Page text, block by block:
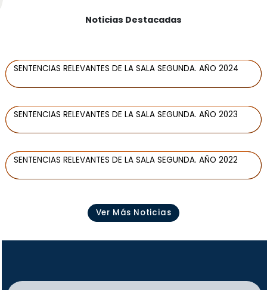
Noticias Destacadas
SENTENCIAS RELEVANTES DE LA SALA SEGUNDA. AÑO 2024
SENTENCIAS RELEVANTES DE LA SALA SEGUNDA. AÑO 2023
SENTENCIAS RELEVANTES DE LA SALA SEGUNDA. AÑO 2022
Ver Más Noticias